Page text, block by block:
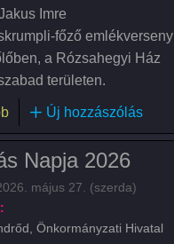
Imre
főző emlékverseny
a Rózsahegyi Ház
területen.
(XXII. Bogrács Napja)
Új hozzászólás
Napja 2026
május 27. (szerda)
Önkormányzati Hivatal